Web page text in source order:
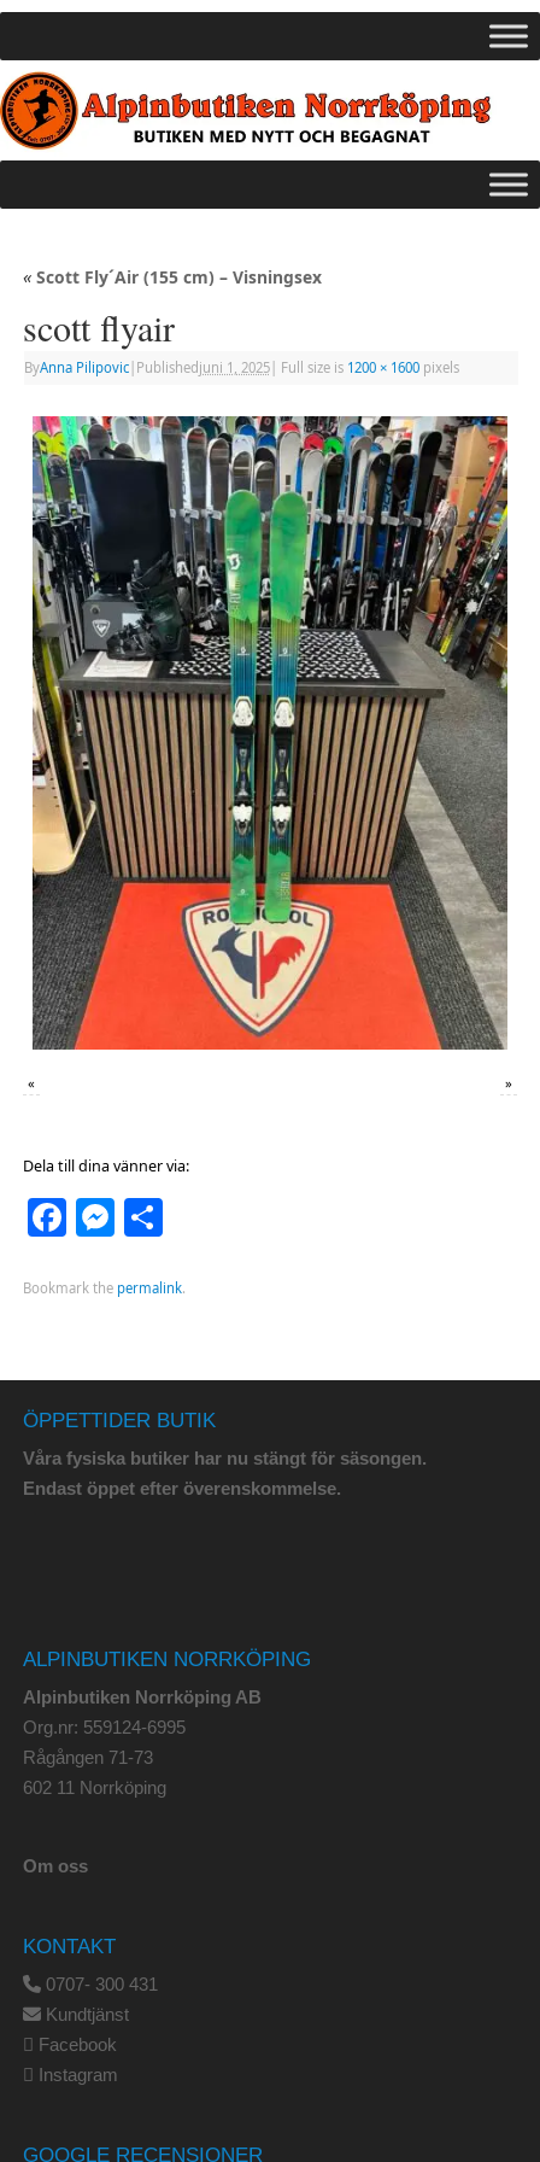
«Scott Fly´Air (155 cm) – Visningsex
scott flyair
ByAnna Pilipovic| Published juni 1, 2025| Full size is 1200 × 1600pixels
« »
Dela till dina vänner via:
Facebook
Messenger
Dela
Bookmark the permalink.
ÖPPETTIDER BUTIK
Våra fysiska butiker har nu stängt för säsongen.
Endast öppet efter överenskommelse.
ALPINBUTIKEN NORRKÖPING
Alpinbutiken Norrköping AB
Org.nr: 559124-6995
Rågången 71-73
602 11 Norrköping
Om oss
KONTAKT
0707- 300 431
Kundtjänst
Facebook
Instagram
GOOGLE RECENSIONER